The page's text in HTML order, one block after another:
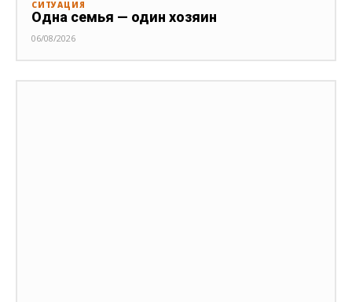
СИТУАЦИЯ
Одна семья — один хозяин
06/08/2026